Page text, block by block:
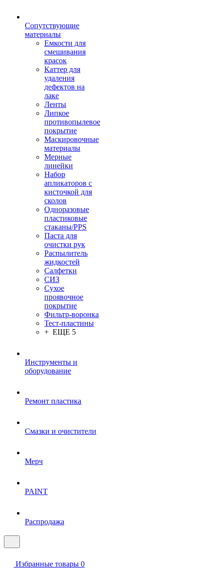
Сопутствующие
материалы
Емкости для
смешивания
красок
Каттер для
удаления
дефектов на
лаке
Ленты
Липкое
противопылевое
покрытие
Маскировочные
материалы
Мерные
линейки
Набор
апликаторов с
кисточкой для
сколов
Одноразовые
пластиковые
стаканы/PPS
Паста для
очистки рук
Распылитель
жидкостей
Салфетки
СИЗ
Сухое
проявочное
покрытие
Фильтр-воронка
Тест-пластины
+ ЕЩЕ 5
Инструменты и
оборудование
Ремонт пластика
Смазки и очистители
Мерч
PAINT
Распродажа
Избранные товары 0